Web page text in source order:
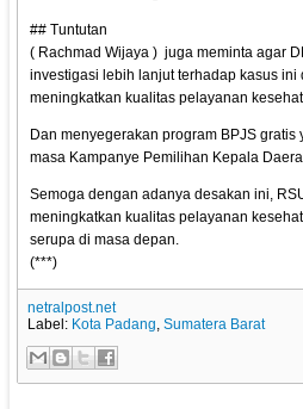
## Tuntutan
( Rachmad Wijaya ) juga meminta agar
investigasi lebih lanjut terhadap kasus
meningkatkan kualitas pelayanan
Dan menyegerakan program BPJS
masa Kampanye Pemilihan Kepala
Semoga dengan adanya desakan ini,
meningkatkan kualitas pelayanan
serupa di masa depan.
(***)
netralpost.net
Label: Kota Padang,Sumatera Barat